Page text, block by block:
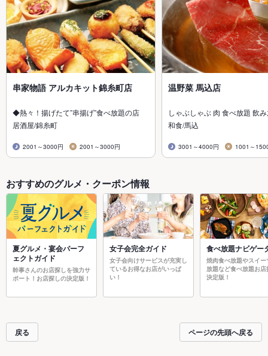
串家物語 アルカキット錦糸町店
◆熱々！揚げたて”串揚げ”食べ放題の店
居酒屋/錦糸町
2001～3000円 2001～3000円
温野菜 馬込店
しゃぶしゃぶ 肉 食べ放題 飲
和食/馬込
3001～4000円 1001～
おすすめのグルメ・クーポン情報
夏グルメ・宴会パーフ
ェクトガイド
幹事さんのお店探しを強力サ
ポート！お店探しの決定版！
女子会完全ガイド
女子会向けサービスが充実し
ているお得なお店がいっぱ
い！
食べ放題ナビゲー
焼肉食べ放題やスイー
放題など食べ放題お店
決定版！
戻る ページの先頭へ戻る